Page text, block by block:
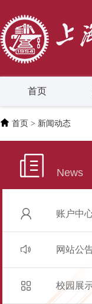
首页
首页 > 新闻动态
News
账户中
网站公
校园展